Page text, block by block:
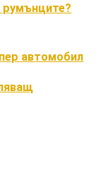
румънците?
автомобил